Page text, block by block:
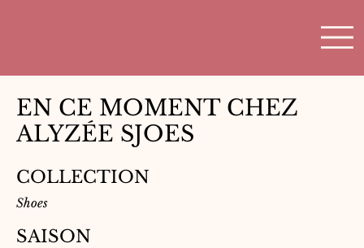
EN CE MOMENT CHEZ
ALYZÉE SJOES
COLLECTION
Shoes
SAISON